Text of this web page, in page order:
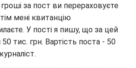
за пост ви перераховуєте
мені квитанцію
У пості я пишу, що за цей
тис. грн. Вартість поста - 50